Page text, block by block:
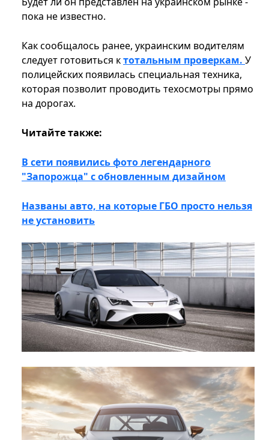
пока не известно.
Как сообщалось ранее, украинским водителям
следует готовиться ктотальным проверкам. У
полицейских появилась специальная техника,
которая позволит проводить техосмотры прямо
на дорогах.
Читайте также:
В сети появились фото легендарного
"Запорожца" с обновленным дизайном
Названы авто, на которые ГБО просто нельзя
не установить